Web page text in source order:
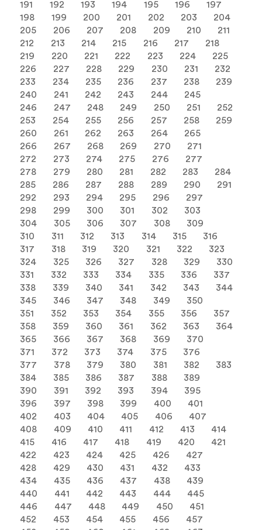
191
192 193 194 195 196
197
198
199 200 201 202 203
204
205
206 207 208 209 210
211
212
213 214 215 216 217
218
219
220 221 222 223 224
225
226
227 228 229 230 231
232
233
234 235 236 237 238
239
240
241 242 243 244
245
246
247 248 249 250 251
252
253
254 255 256 257 258
259
260
261 262 263 264
265
266
267 268 269 270
271
272
273 274 275 276
277
278
279 280 281 282 283
284
285
286 287 288 289 290
291
292
293 294 295 296
297
298
299 300 301 302
303
304
305 306 307 308
309
310
311 312 313 314 315
316
317
318 319 320 321 322
323
324
325 326 327 328 329
330
331
332 333 334 335 336
337
338
339 340 341 342 343
344
345
346 347 348 349
350
351
352 353 354 355 356
357
358
359 360 361 362 363
364
365
366 367 368 369
370
371
372 373 374 375
376
377
378 379 380 381 382
383
384
385 386 387 388
389
390
391 392 393 394
395
396
397 398 399 400
401
402
403 404 405 406
407
408
409 410 411 412 413
414
415
416 417 418 419 420
421
422
423 424 425 426
427
428
429 430 431 432
433
434
435 436 437 438
439
440
441 442 443 444
445
446
447 448 449 450
451
452
453 454 455 456
457